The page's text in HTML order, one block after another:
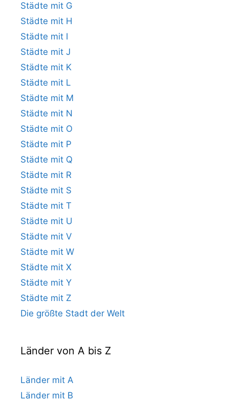
Städte mit G
Städte mit H
Städte mit I
Städte mit J
Städte mit K
Städte mit L
Städte mit M
Städte mit N
Städte mit O
Städte mit P
Städte mit Q
Städte mit R
Städte mit S
Städte mit T
Städte mit U
Städte mit V
Städte mit W
Städte mit X
Städte mit Y
Städte mit Z
Die größte Stadt der Welt
Länder von A bis Z
Länder mit A
Länder mit B